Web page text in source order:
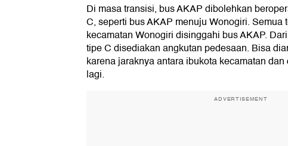
Di masa transisi, bus AKAP dibolehkan
C, seperti bus AKAP menuju Wonogiri. Semua
kecamatan Wonogiri disinggahi bus AKAP.
tipe C disediakan angkutan pedesaan. Bisa
karena jaraknya antara ibukota kecamatan
lagi.
ADVERTISEMENT